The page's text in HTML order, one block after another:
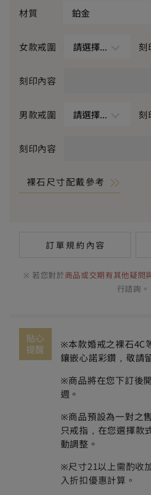
材質 鉑金
女款戒圍 請選擇... 刻
刻印內容
男款戒圍 請選擇... 刻
刻印內容
裸石尺寸配戴參考
訂單規約內容
※ 若您對於商品或交期有其他疑問
行諮詢。
貼心
提醒
※本款婚戒之裸石4C
鑲嵌心諾彩鑽，敬請
※商品將在您下訂後
週。
※商品預設為一對之
只戒指，在您選擇款
動調整。
※尺寸21以上需酌收
入折扣優惠計算。